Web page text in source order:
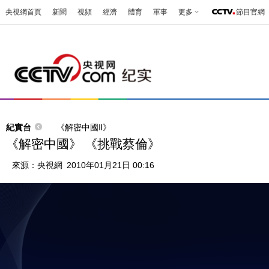
央視網首頁 新聞 視頻 經濟 體育 軍事 更多 節目官網
紀實台 《解密中國Ⅱ》
《解密中國》 《挑戰蔡倫》
來源： 央視網 2010年01月21日 00:16